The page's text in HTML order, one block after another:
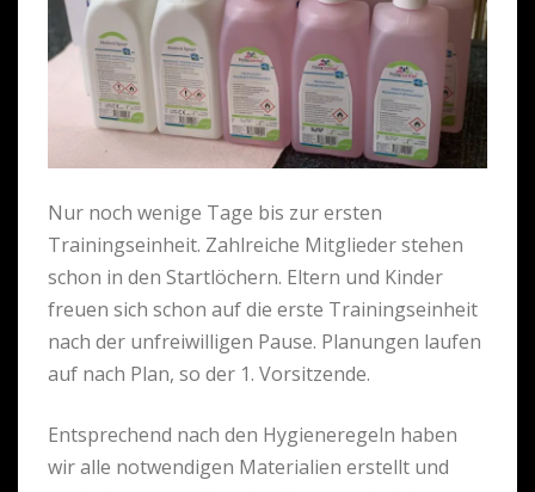
Nur noch wenige Tage bis zur ersten
Trainingseinheit. Zahlreiche Mitglieder stehen
schon in den Startlöchern. Eltern und Kinder
freuen sich schon auf die erste Trainingseinheit
nach der unfreiwilligen Pause. Planungen laufen
auf nach Plan, so der 1. Vorsitzende.
Entsprechend nach den Hygieneregeln haben
wir alle notwendigen Materialien erstellt und